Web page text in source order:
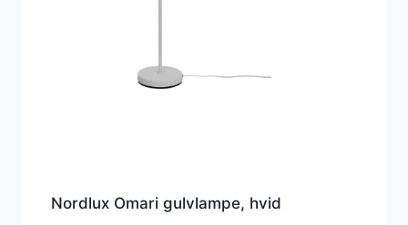
Nordlux Omari gulvlampe, hvid